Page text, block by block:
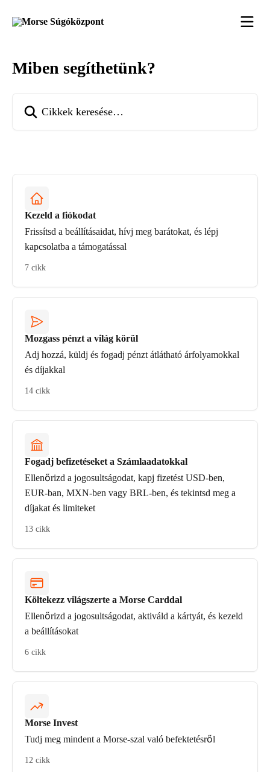
Miben segíthetünk?
Kezeld a fiókodat
Frissítsd a beállításaidat, hívj meg barátokat, és lépj
kapcsolatba a támogatással
7 cikk
Mozgass pénzt a világ körül
Adj hozzá, küldj és fogadj pénzt átlátható árfolyamokkal
és díjakkal
14 cikk
Fogadj befizetéseket a Számlaadatokkal
Ellenőrizd a jogosultságodat, kapj fizetést USD-ben,
EUR-ban, MXN-ben vagy BRL-ben, és tekintsd meg a
díjakat és limiteket
13 cikk
Költekezz világszerte a Morse Carddal
Ellenőrizd a jogosultságodat, aktiváld a kártyát, és kezeld
a beállításokat
6 cikk
Morse Invest
Tudj meg mindent a Morse-szal való befektetésről
12 cikk